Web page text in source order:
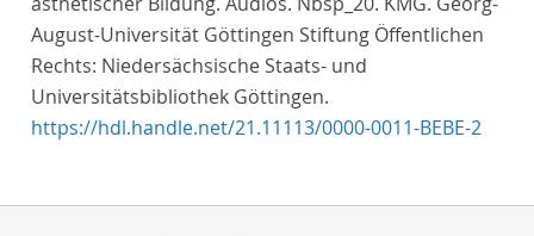
August-Universität Göttingen Stiftung Öffentlichen
Rechts: Niedersächsische Staats- und
Universitätsbibliothek Göttingen.
https://hdl.handle.net/21.11113/0000-0011-BEBE-2